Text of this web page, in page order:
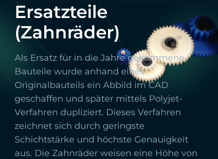
Ersatzteile
(Zahnräder)
Als Ersatz für in die Jahre gekommene
Bauteile wurde anhand eines
Originalbauteils ein Abbild im CAD
geschaffen und später mittels Polyjet-
Verfahren dupliziert. Dieses Verfahren
zeichnet sich durch geringste
Schichtstärke und höchste Genauigkeit
aus. Die Zahnräder weisen eine Höhe von